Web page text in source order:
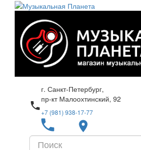
г. Санкт-Петербург,
пр-кт Малоохтинский, 92
local_phone
+7 (981) 938-17-77
local_phone place